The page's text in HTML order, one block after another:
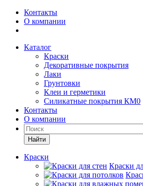
Контакты
О компании
Каталог
Краски
Декоративные покрытия
Лаки
Грунтовки
Клеи и герметики
Силикатные покрытия КМ0
Контакты
О компании
Найти
Краски
Краски